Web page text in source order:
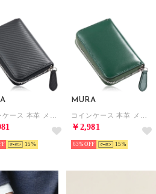
15
MURA
￥2,981
63% 15